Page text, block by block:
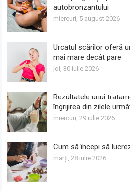
autobronzantului
miercuri, 5 august 2026
Urcatul scărilor oferă
mai mare decât pare
joi, 30 iulie 2026
Rezultatele unui
îngrijirea din zilele
miercuri, 29 iulie 2026
Cum să începi să
marți, 28 iulie 2026